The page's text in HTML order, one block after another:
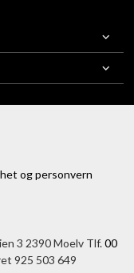
og personvern
3 2390 Moelv Tlf.00
925 503 649